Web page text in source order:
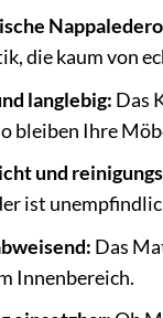
die kaum von
langlebig: Das
bleiben Ihre
und
ist
Das
Innenbereich.